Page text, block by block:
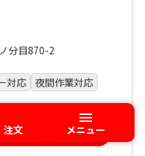
分目870-2
対応
夜間作業対応
問い合わせる
注文 メニュー